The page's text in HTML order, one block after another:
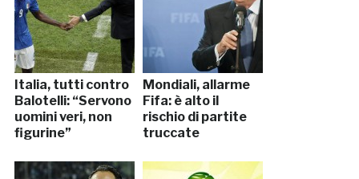
Italia, tutti contro
Balotelli: “Servono
uomini veri, non
figurine”
Mondiali, allarme
Fifa: è alto il
rischio di partite
truccate